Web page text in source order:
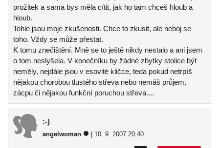
prožitek a sama bys měla cítit, jak ho tam chceš hloub a
hloub.
Tohle jsou moje zkušenosti. Chce to zkusit, ale neboj se
toho. Vždy se může přestat.
K tomu znečištění. Mně se to ještě nikdy nestalo a ani jsem
o tom neslyšela. V konečníku by žádné zbytky stolice být
neměly, nejdále jsou v esovité kličce, teda pokud netrpíš
nějakou chorobou tlustého střeva nebo nemáš průjem,
zácpu či nějakou funkční poruchou střeva....
:-)
angelwoman | 10. 9. 2007 20:40